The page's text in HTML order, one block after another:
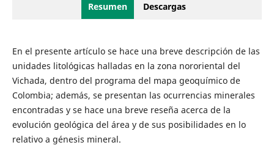
Resumen Descargas
En el presente artículo se hace una breve descripción de las
unidades litológicas halladas en la zona nororiental del
Vichada, dentro del programa del mapa geoquímico de
Colombia; además, se presentan las ocurrencias minerales
encontradas y se hace una breve reseña acerca de la
evolución geológica del área y de sus posibilidades en lo
relativo a génesis mineral.